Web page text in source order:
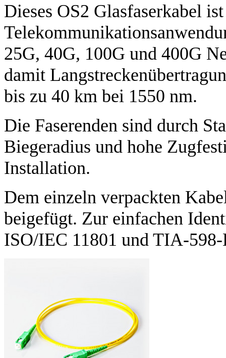
Dieses OS2 Glasfaserkabel
25G, 40G, 100G und 400G
damit
bis zu 40 km bei 1550 nm.
Die Faserenden sind durch
Biegeradius und hohe
Installation.
Dem einzeln verpackten
beigefügt. Zur einfachen
ISO/IEC 11801 und TIA-